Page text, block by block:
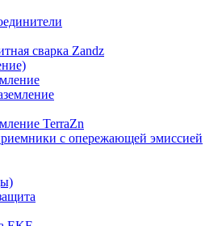
сварка Zandz
TerraZn
с опережающей эмиссией